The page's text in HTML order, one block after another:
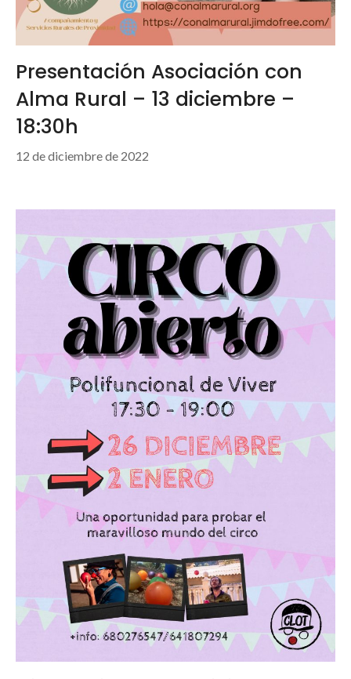
Presentación Asociación con
Alma Rural – 13 diciembre –
18:30h
12 de diciembre de 2022